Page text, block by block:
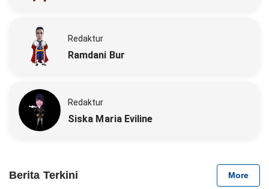
Redaktur
Ramdani Bur
Redaktur
Siska Maria Eviline
Berita Terkini More